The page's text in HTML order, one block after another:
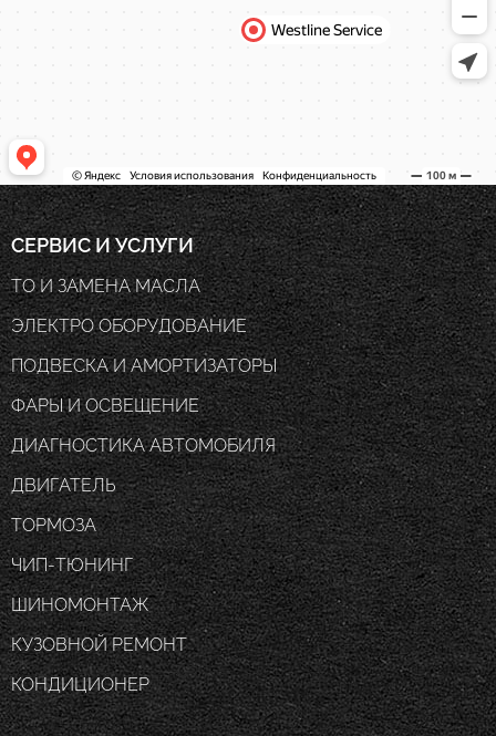
СЕРВИС И УСЛУГИ
ТО И ЗАМЕНА МАСЛА
ЭЛЕКТРО ОБОРУДОВАНИЕ
ПОДВЕСКА И АМОРТИЗАТОРЫ
ФАРЫ И ОСВЕЩЕНИЕ
ДИАГНОСТИКА АВТОМОБИЛЯ
ДВИГАТЕЛЬ
ТОРМОЗА
ЧИП-ТЮНИНГ
ШИНОМОНТАЖ
КУЗОВНОЙ РЕМОНТ
КОНДИЦИОНЕР